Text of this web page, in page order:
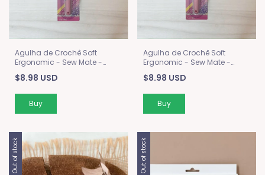
Agulha de Crochê Soft
Ergonomic - Sew Mate -
$8.98 USD
Agulha de Crochê Soft
Ergonomic - Sew Mate -
$8.98 USD
Out of stock Out of stock